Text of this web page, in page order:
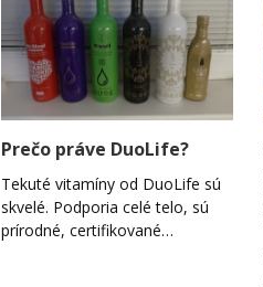
Prečo práve DuoLife?
Tekuté vitamíny od DuoLife sú
skvelé. Podporia celé telo, sú
prírodné, certifikované…